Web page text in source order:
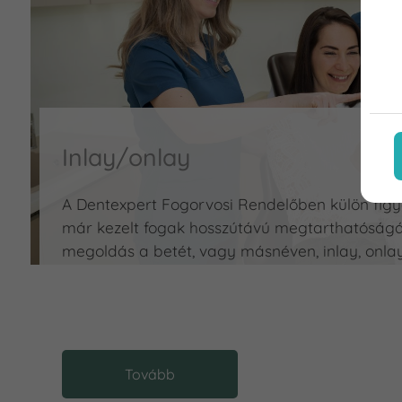
Inlay/onlay
A Dentexpert Fogorvosi Rendelőben külön
már kezelt fogak hosszútávú
megoldás a betét, vagy másnéven, inlay,
Tovább